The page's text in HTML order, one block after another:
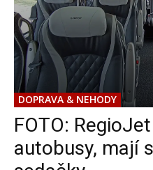
DOPRAVA & NEHODY
FOTO:
autobusy, mají